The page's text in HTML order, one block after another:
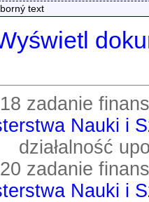
text
zadanie
Nauki i
działalność
zadanie
Nauki i